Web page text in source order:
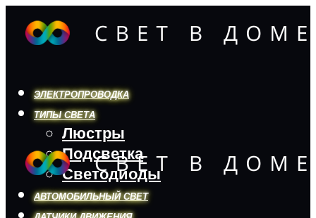
ЭЛЕКТРОПРОВОДКА
ТИПЫ СВЕТА
Люстры
Подсветка
Светодиоды
АВТОМОБИЛЬНЫЙ СВЕТ